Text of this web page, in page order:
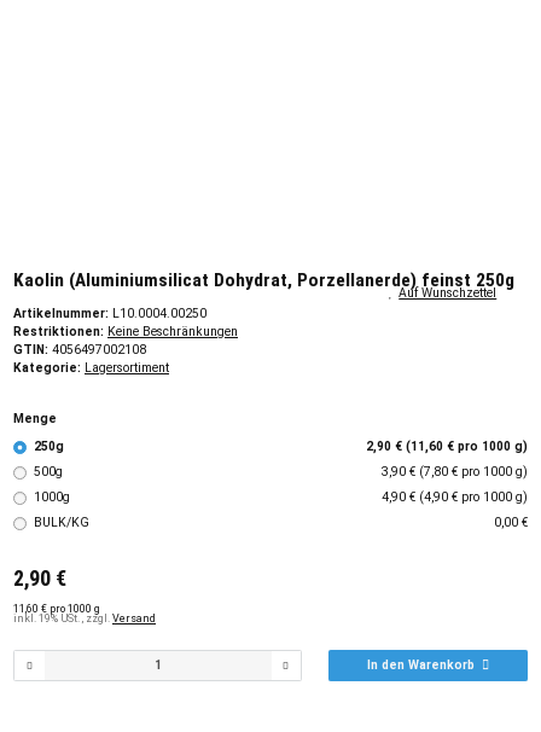
Kaolin (Aluminiumsilicat Dohydrat, Porzellanerde) feinst 250g
Artikelnummer: L10.0004.00250
Restriktionen: Keine Beschränkungen
GTIN: 4056497002108
Kategorie: Lagersortiment
Menge
250g
2,90 € (11,60 € pro 1000 g)
500g
3,90 € (7,80 € pro 1000 g)
1000g
4,90 € (4,90 € pro 1000 g)
BULK/KG
0,00 €
2,90 €
11,60 € pro 1000 g
inkl. 19% USt. , zzgl. Versand
In den Warenkorb
Auf Wunschzettel